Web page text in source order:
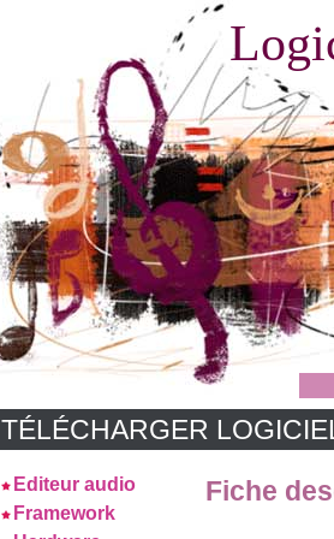
TÉLÉCHARGER
Editeur audio
Framework
Fiche